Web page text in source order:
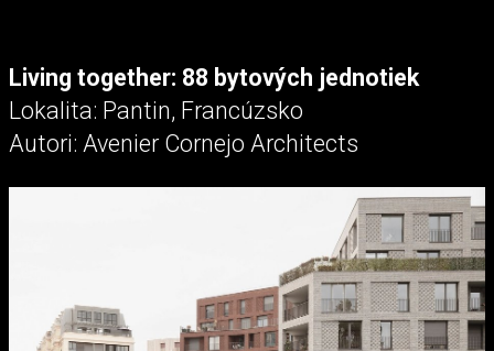
Living together: 88 bytových jednotiek
Lokalita: Pantin, Francúzsko
Autori: Avenier Cornejo Architects